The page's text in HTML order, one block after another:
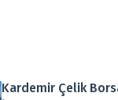
Kardemir Çelik